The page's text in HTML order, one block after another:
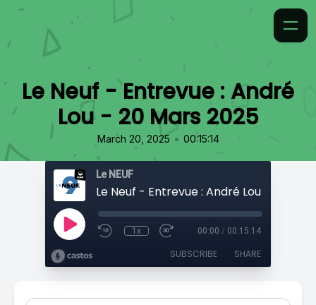
Le Neuf - Entrevue : André
Lou - 20 Mars 2025
March 20, 2025 • 00:15:14
Le NEUF
1x 00:00 / 00:15:14
SUBSCRIBE SHARE